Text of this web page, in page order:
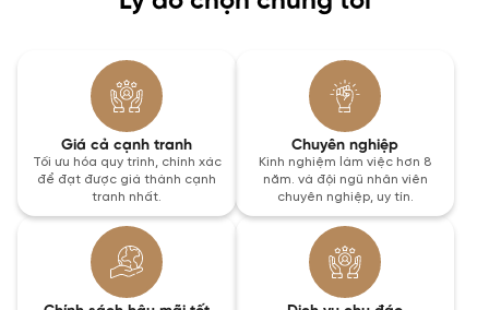
Giá cả cạnh tranh
Tối ưu hóa quy trình, chính xác
để đạt được giá thành cạnh
tranh nhất.
Chuyên nghiệp
Kinh nghiệm làm việc hơn 8
năm. và đội ngũ nhân viên
chuyên nghiệp, uy tín.